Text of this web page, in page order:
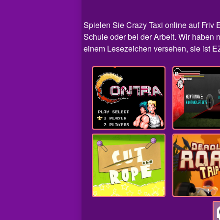
Spielen Sie Crazy Taxi online auf Friv
Schule oder bei der Arbeit. Wir haben
einem Lesezeichen versehen, sie ist